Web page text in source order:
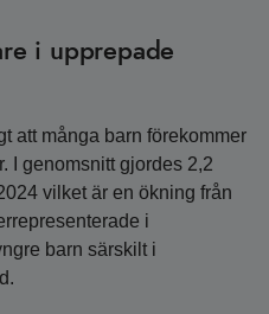
i upprepade
att många barn förekommer
I genomsnitt gjordes 2,2
vilket är en ökning från
i
barn särskilt i